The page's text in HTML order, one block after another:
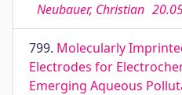
Neubauer, Christian
799. Molecularly
Electrodes for
Emerging Aqueous